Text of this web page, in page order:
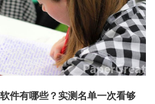
件有哪些？实测名单一次看够